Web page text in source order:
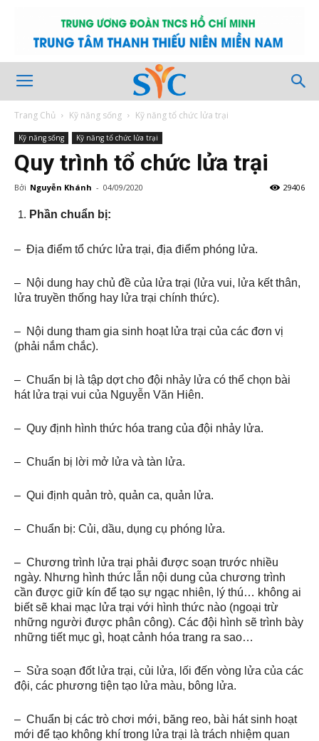
Trang Chủ Kỹ năng sống Kỹ năng tổ chức lửa trại
Kỹ năng sống Kỹ năng tổ chức lửa trại
Quy trình tổ chức lửa trại
Bởi Nguyễn Khánh - 04/09/2020 29406
Phần chuẩn bị:
– Địa điểm tổ chức lửa trại, địa điểm phóng lửa.
– Nội dung hay chủ đề của lửa trại (lửa vui, lửa kết thân,
lửa truyền thống hay lửa trại chính thức).
– Nội dung tham gia sinh hoạt lửa trại của các đơn vị
(phải nắm chắc).
– Chuẩn bị là tập dợt cho đội nhảy lửa có thể chọn bài
hát lửa trại vui của Nguyễn Văn Hiên.
– Quy định hình thức hóa trang của đội nhảy lửa.
– Chuẩn bị lời mở lửa và tàn lửa.
– Qui định quản trò, quản ca, quản lửa.
– Chuẩn bị: Củi, dầu, dụng cụ phóng lửa.
– Chương trình lửa trại phải được soạn trước nhiều
ngày. Nhưng hình thức lẫn nội dung của chương trình
cần được giữ kín để tạo sự ngạc nhiên, lý thú… không ai
biết sẽ khai mạc lửa trại với hình thức nào (ngoại trừ
những người được phân công). Các đội hình sẽ trình bày
những tiết mục gì, hoạt cảnh hóa trang ra sao…
– Sửa soạn đốt lửa trại, củi lửa, lối đến vòng lửa của các
đội, các phương tiện tạo lửa màu, bông lửa.
– Chuẩn bị các trò chơi mới, băng reo, bài hát sinh hoạt
mới để tạo không khí trong lửa trại là trách nhiệm quan